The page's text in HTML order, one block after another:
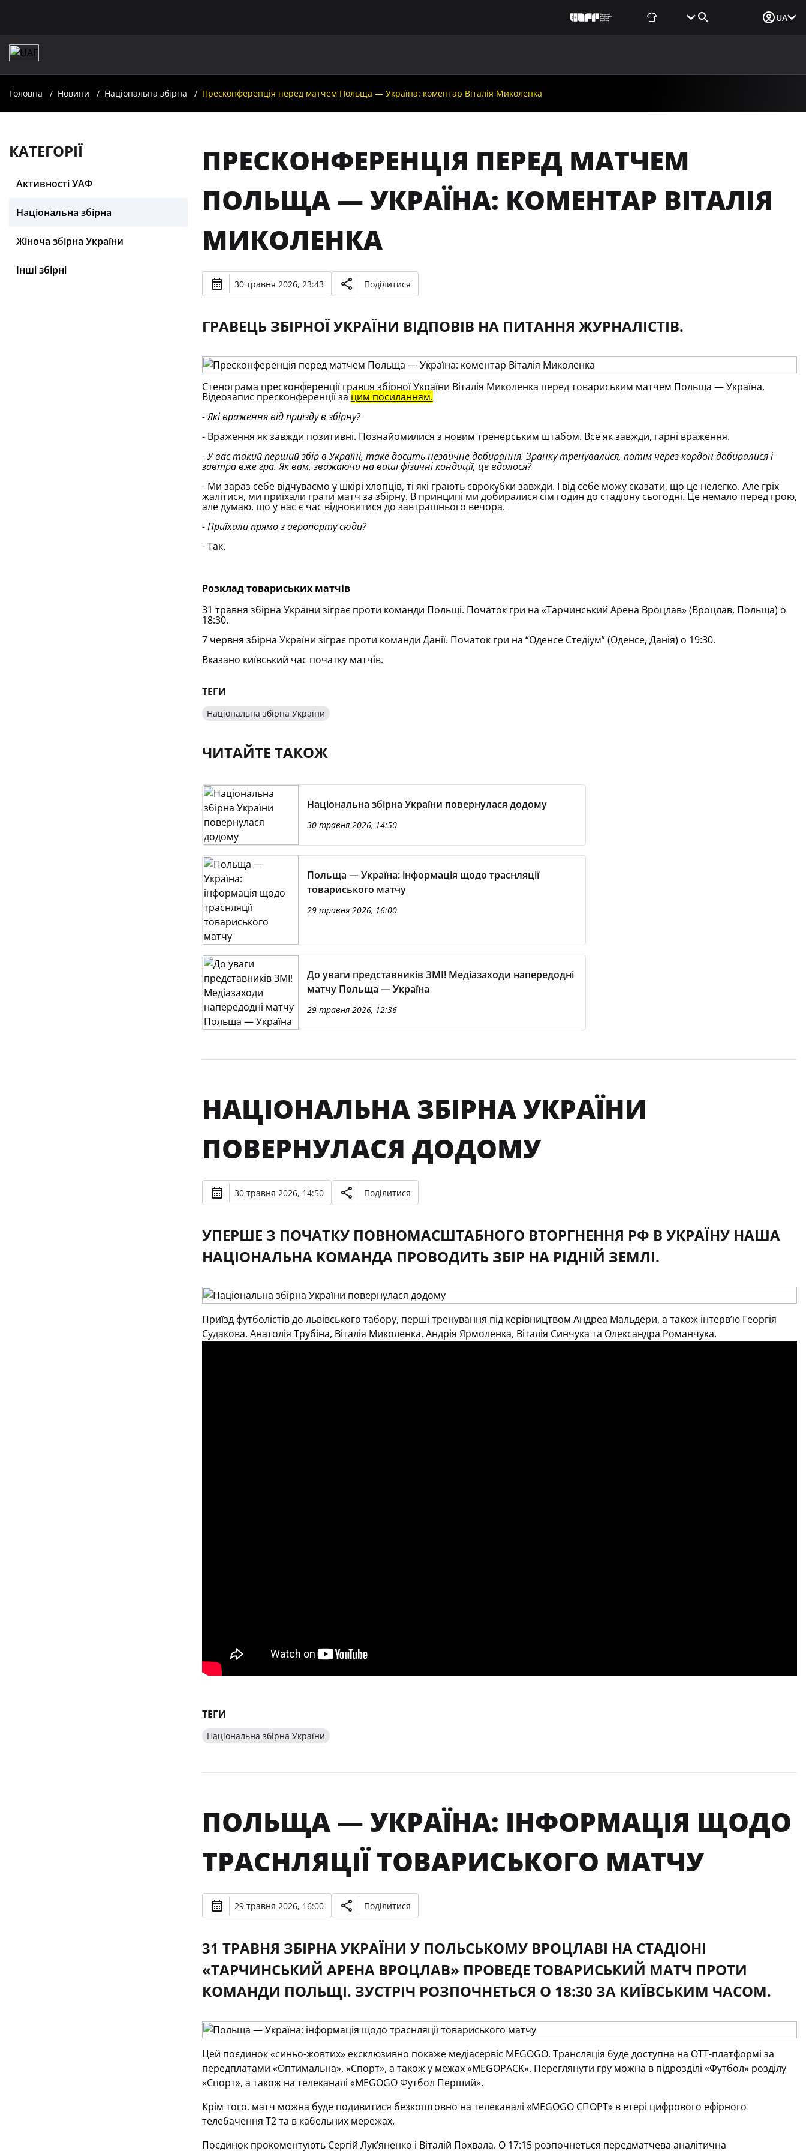
UA
Головна Новини Національна збірна Пресконференція перед матчем Польща — Україна: коментар Віталія Миколенка
КАТЕГОРІЇ
Активності УАФ
Національна збірна
Жіноча збірна України
Інші збірні
ПРЕСКОНФЕРЕНЦІЯ ПЕРЕД МАТЧЕМ
ПОЛЬЩА — УКРАЇНА: КОМЕНТАР ВІТАЛІЯ
МИКОЛЕНКА
30 травня 2026, 23:43 Поділитися
ГРАВЕЦЬ ЗБІРНОЇ УКРАЇНИ ВІДПОВІВ НА ПИТАННЯ ЖУРНАЛІСТІВ.
Стенограма пресконференції гравця збірної України Віталія Миколенка перед товариським матчем Польща — Україна.
Відеозапис пресконференції за цим посиланням.
- Які враження від приїзду в збірну?
- Враження як завжди позитивні. Познайомилися з новим тренерським штабом. Все як завжди, гарні враження.
- У вас такий перший збір в Україні, таке досить незвичне добирання. Зранку тренувалися, потім через кордон добиралися і
завтра вже гра. Як вам, зважаючи на ваші фізичні кондиції, це вдалося?
- Ми зараз себе відчуваємо у шкірі хлопців, ті які грають єврокубки завжди. І від себе можу сказати, що це нелегко. Але гріх
жалітися, ми приїхали грати матч за збірну. В принципі ми добиралися сім годин до стадіону сьогодні. Це немало перед грою,
але думаю, що у нас є час відновитися до завтрашнього вечора.
- Приїхали прямо з аеропорту сюди?
- Так.
Розклад товариських матчів
31 травня збірна України зіграє проти команди Польщі. Початок гри на «Тарчинський Арена Вроцлав» (Вроцлав, Польща) о
18:30.
7 червня збірна України зіграє проти команди Данії. Початок гри на “Оденсе Стедіум” (Оденсе, Данія) о 19:30.
Вказано київський час початку матчів.
ТЕГИ
Національна збірна України
ЧИТАЙТЕ ТАКОЖ
Національна збірна України повернулася додому
30 травня 2026, 14:50
Польща — Україна: інформація щодо траснляції
товариського матчу
29 травня 2026, 16:00
До уваги представників ЗМІ! Медіазаходи напередодні
матчу Польща — Україна
29 травня 2026, 12:36
НАЦІОНАЛЬНА ЗБІРНА УКРАЇНИ
ПОВЕРНУЛАСЯ ДОДОМУ
30 травня 2026, 14:50 Поділитися
УПЕРШЕ З ПОЧАТКУ ПОВНОМАСШТАБНОГО ВТОРГНЕННЯ РФ В УКРАЇНУ НАША
НАЦІОНАЛЬНА КОМАНДА ПРОВОДИТЬ ЗБІР НА РІДНІЙ ЗЕМЛІ.
Приїзд футболістів до львівського табору, перші тренування під керівництвом Андреа Мальдери, а також інтерв’ю Георгія
Судакова, Анатолія Трубіна, Віталія Миколенка, Андрія Ярмоленка, Віталія Синчука та Олександра Романчука.
ТЕГИ
Національна збірна України
ПОЛЬЩА — УКРАЇНА: ІНФОРМАЦІЯ ЩОДО
ТРАСНЛЯЦІЇ ТОВАРИСЬКОГО МАТЧУ
29 травня 2026, 16:00 Поділитися
31 ТРАВНЯ ЗБІРНА УКРАЇНИ У ПОЛЬСЬКОМУ ВРОЦЛАВІ НА СТАДІОНІ
«ТАРЧИНСЬКИЙ АРЕНА ВРОЦЛАВ» ПРОВЕДЕ ТОВАРИСЬКИЙ МАТЧ ПРОТИ
КОМАНДИ ПОЛЬЩІ. ЗУСТРІЧ РОЗПОЧНЕТЬСЯ О 18:30 ЗА КИЇВСЬКИМ ЧАСОМ.
Цей поєдинок «синьо-жовтих» ексклюзивно покаже медіасервіс MEGOGO. Трансляція буде доступна на OTT-платформі за
передплатами «Оптимальна», «Спорт», а також у межах «MEGOPACK». Переглянути гру можна в підрозділі «Футбол» розділу
«Спорт», а також на телеканалі «MEGOGOФутбол Перший».
Крім того, матч можна буде подивитися безкоштовно на телеканалі «MEGOGOСПОРТ» в етері цифрового ефірного
телебачення Т2 та в кабельних мережах.
Поєдинок прокоментують Сергій Лук’яненко і Віталій Похвала. О 17:15 розпочнеться передматчева аналітична